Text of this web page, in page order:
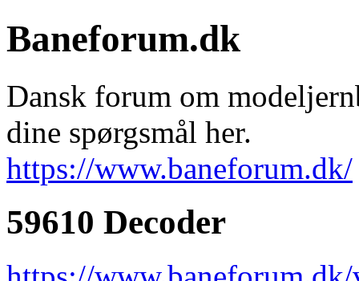
Baneforum.dk
Dansk forum om
dine spørgsmål her.
https://www.baneforum.dk/
59610 Decoder